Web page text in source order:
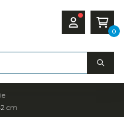
0
cm